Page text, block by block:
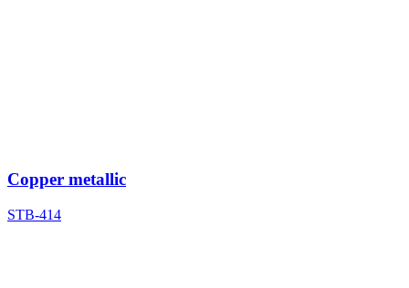
Copper metallic
STB-414